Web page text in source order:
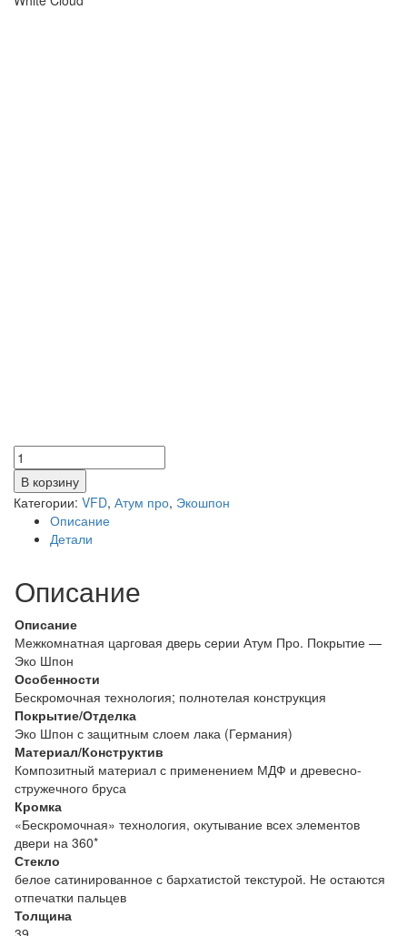
Количество
товара
Атум
Про
Дуб
Сатинат
белый
В корзину
Категории: VFD, Атум про, Экошпон
Описание
Детали
Описание
Описание
Межкомнатная царговая дверь серии Атум Про. Покрытие —
Эко Шпон
Особенности
Бескромочная технология; полнотелая конструкция
Покрытие/Отделка
Эко Шпон с защитным слоем лака (Германия)
Материал/Конструктив
Композитный материал с применением МДФ и древесно-
стружечного бруса
Кромка
«Бескромочная» технология, окутывание всех элементов
двери на 360*
Стекло
белое сатинированное с бархатистой текстурой. Не остаются
отпечатки пальцев
Толщина